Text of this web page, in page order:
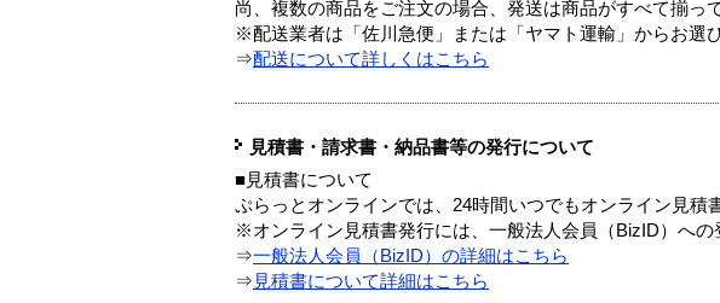
尚、複数の商品をご注文の場合、発送は商品がすべて揃っ
※配送業者は「佐川急便」または「ヤマト運輸」からお選
⇒配送について詳しくはこちら
見積書・請求書・納品書等の発行について
■見積書について
ぷらっとオンラインでは、24時間いつでもオンライン見積
※オンライン見積書発行には、一般法人会員（BizID）への
⇒一般法人会員（BizID）の詳細はこちら
⇒ 見積書について詳細はこちら